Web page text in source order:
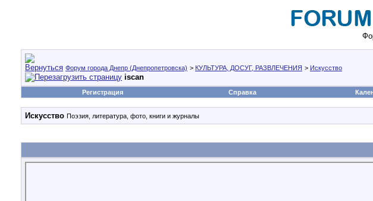
Форум города Днепр (Днепропетровска) > КУЛЬТУРА, ДОСУГ, РАЗВЛЕЧЕНИЯ > Искусство
iscan
Регистрация Справка
Искусство Поэзия, литература, фото, книги и журналы